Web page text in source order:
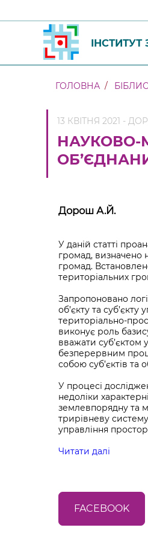
ГОЛОВНА
13 КВІТНЯ 2021 -
НАУКОВО-
Дорош А.Й.
У даній статті
громад, визначено
громад.
територіальних
Запропоновано
об’єкту та
територіально-
виконує роль
вважати суб’єктом
безперервним
собою суб’єктів та
У процесі
недоліки
землевпорядну та
трирівневу
управління
Читати далі
FACEBOOK